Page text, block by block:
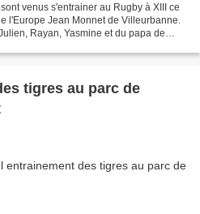
venus s'entrainer au Rugby à XIII ce
l'Europe Jean Monnet de Villeurbanne.
Rayan, Yasmine et du papa de
tigres au parc de